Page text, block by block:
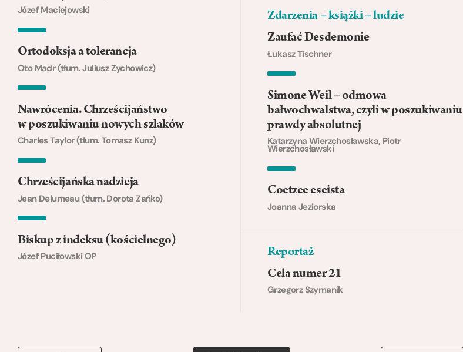
Józef Maciejowski
Ortodoksja a tolerancja
Oto Madr (tłum. Juliusz Zychowicz)
Nawrócenia. Chrześcijaństwo
w poszukiwaniu nowych szlaków
Charles Taylor (tłum. Tomasz Kunz)
Chrześcijańska nadzieja
Jean Delumeau (tłum. Dorota Zańko)
Biskup z indeksu (kościelnego)
Józef Puciłowski OP
Zdarzenia – książki – ludzie
Zaufać Desdemonie
Łukasz Tischner
Simone Weil – odmowa
bałwochwalstwa, czyli w poszukiwaniu
prawdy absolutnej
Katarzyna Wierzchosławska, Piotr
Wierzchosławski
Coetzee eseista
Joanna Jeziorska
Reportaż
Cela numer 21
Grzegorz Szymanik